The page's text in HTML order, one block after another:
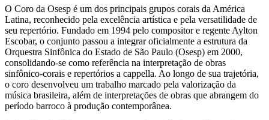
O Coro da Osesp é um dos principais grupos corais da América
Latina, reconhecido pela excelência artística e pela versatilidade de
seu repertório. Fundado em 1994 pelo compositor e regente Aylton
Escobar, o conjunto passou a integrar oficialmente a estrutura da
Orquestra Sinfônica do Estado de São Paulo (Osesp) em 2000,
consolidando-se como referência na interpretação de obras
sinfônico-corais e repertórios a cappella. Ao longo de sua trajetória,
o coro desenvolveu um trabalho marcado pela valorização da
música brasileira, além de interpretações de obras que abrangem do
período barroco à produção contemporânea.